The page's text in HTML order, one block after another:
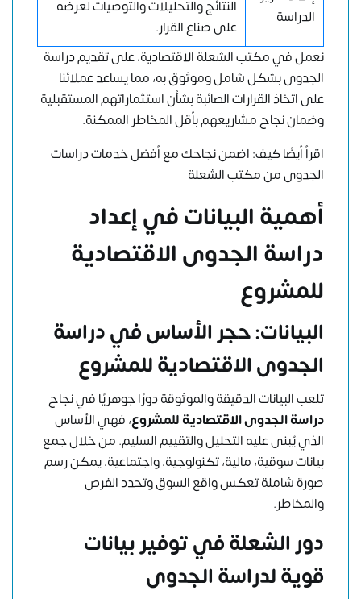
الدراسة
النتائج والتحليلات والتوصيات لعرضه
على صناع القرار.
نعمل في مكتب الشعلة الاقتصادية، على تقديم دراسة
الجدوى بشكل شامل وموثوق به، مما يساعد عملائنا
على اتخاذ القرارات الصائبة بشأن استثماراتهم المستقبلية
وضمان نجاح مشاريعهم بأقل المخاطر الممكنة.
اقرأ أيضًا كيف: اضمن نجاحك مع أفضل خدمات دراسات
الجدوى من مكتب الشعلة
أهمية البيانات في إعداد
دراسة الجدوى الاقتصادية
للمشروع
البيانات: حجر الأساس في دراسة
الجدوى الاقتصادية للمشروع
تلعب البيانات الدقيقة والموثوقة دورًا جوهريًا في نجاح
دراسة الجدوى الاقتصادية للمشروع، فهي الأساس
الذي يُبنى عليه التحليل والتقييم السليم. من خلال جمع
بيانات سوقية، مالية، تكنولوجية، واجتماعية، يمكن رسم
صورة شاملة تعكس واقع السوق وتحدد الفرص
والمخاطر.
دور الشعلة في توفير بيانات
قوية لدراسة الجدوى